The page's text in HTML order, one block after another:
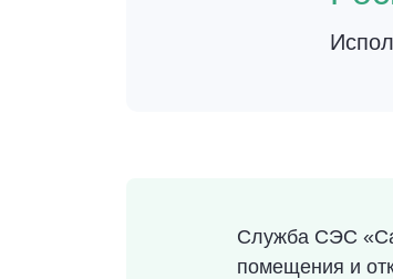
Служба СЭС
помещения и